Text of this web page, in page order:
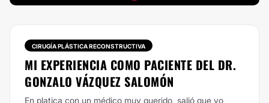
CIRUGÍA PLÁSTICA RECONSTRUCTIVA
MI EXPERIENCIA COMO PACIENTE DEL DR.
GONZALO VÁZQUEZ SALOMÓN
En platica con un médico muy querido, salió que yo